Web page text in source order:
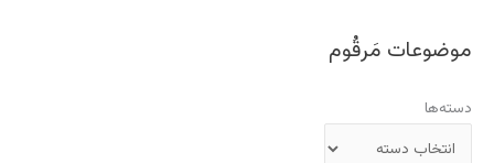
موضوعات مَرقُوم
دسته‌ها